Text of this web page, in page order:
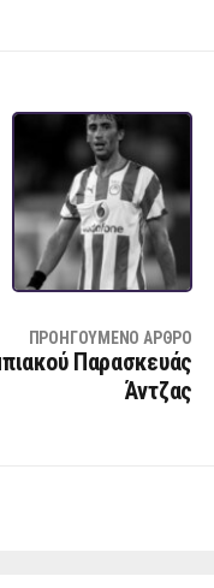
ΠΡΟΗΓΟΎΜΕΝΟ ΆΡΘΡΟ
Παρασκευάς
Άντζας